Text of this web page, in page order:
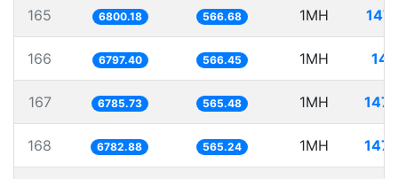
165 6800.18 566.68 1MH
166 6797.40 566.45 1MH
167 6785.73 565.48 1MH
168 6782.88 565.24 1MH